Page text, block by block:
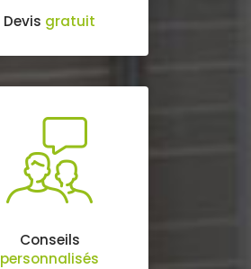
Devis gratuit
Conseils
personnalisés